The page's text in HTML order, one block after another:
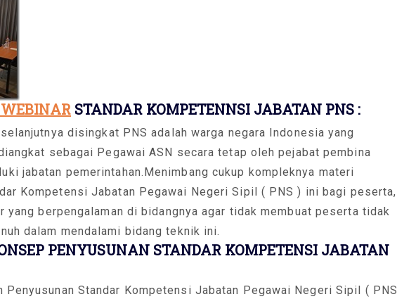
STANDAR KOMPETENNSI JABATAN PNS :
disingkat PNS adalah warga negara Indonesia yang
sebagai Pegawai ASN secara tetap oleh pejabat pembina
jabatan pemerintahan.Menimbang cukup kompleknya materi
Kompetensi Jabatan Pegawai Negeri Sipil ( PNS ) ini bagi peserta,
yang berpengalaman di bidangnya agar tidak membuat peserta tidak
dalam mendalami bidang teknik ini.
PENYUSUNAN STANDAR KOMPETENSI JABATAN
Penyusunan Standar Kompetensi Jabatan Pegawai Negeri Sipil ( PNS